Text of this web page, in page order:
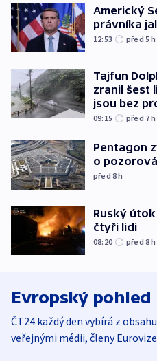
Americký
právníka
12:53 před 5h
Tajfun
zranil šest
jsou bez
09:15 před 7h
Pentagon
o
před 8h
Ruský
čtyři lidi
08:20 před 8h
Evropský pohled
ČT24 každý den vybírá z
veřejnými médii, členy